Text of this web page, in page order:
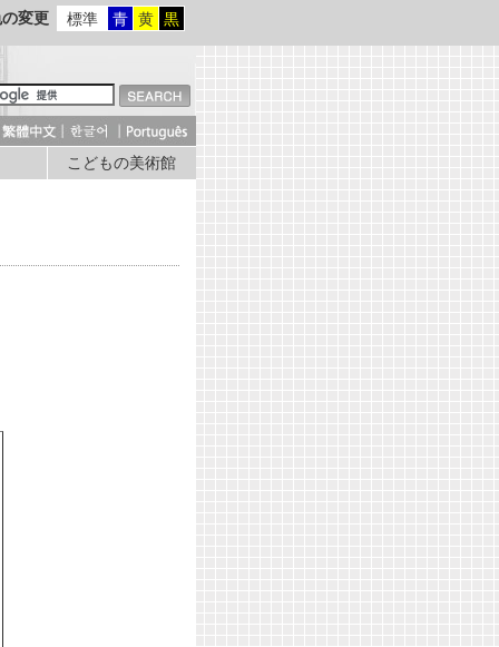
変更 標準 青 黄 黒
こどもの美術館